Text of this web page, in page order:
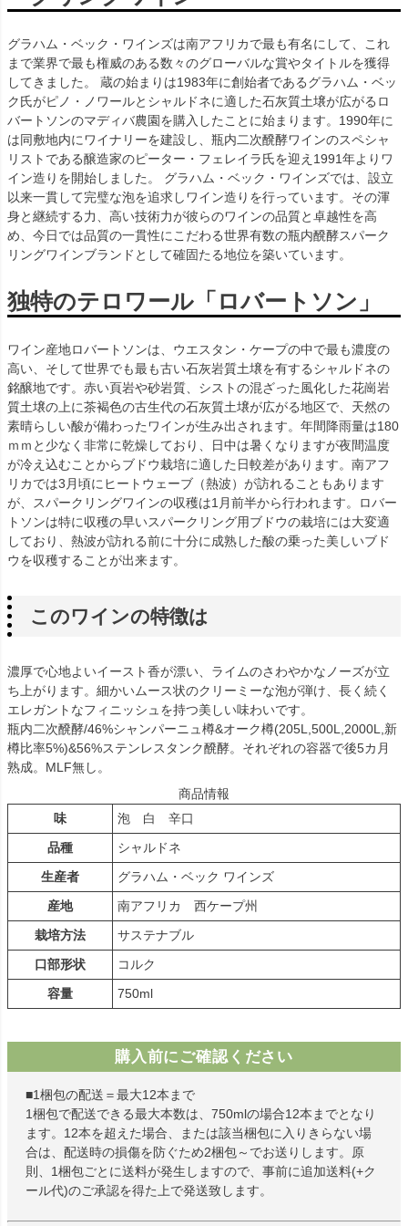
グラハム・ベック・ワインズは南アフリカで最も有名にして、これ
まで業界で最も権威のある数々のグローバルな賞やタイトルを獲得
してきました。 蔵の始まりは1983年に創始者であるグラハム・ベッ
ク氏がピノ・ノワールとシャルドネに適した石灰質土壌が広がるロ
バートソンのマディバ農園を購入したことに始まります。1990年に
は同敷地内にワイナリーを建設し、瓶内二次醗酵ワインのスペシャ
リストである醸造家のピーター・フェレイラ氏を迎え1991年よりワ
イン造りを開始しました。 グラハム・ベック・ワインズでは、設立
以来一貫して完璧な泡を追求しワイン造りを行っています。その渾
身と継続する力、高い技術力が彼らのワインの品質と卓越性を高
め、今日では品質の一貫性にこだわる世界有数の瓶内醗酵スパーク
リングワインブランドとして確固たる地位を築いています。
独特のテロワール「ロバートソン」
ワイン産地ロバートソンは、ウエスタン・ケープの中で最も濃度の
高い、そして世界でも最も古い石灰岩質土壌を有するシャルドネの
銘醸地です。赤い頁岩や砂岩質、シストの混ざった風化した花崗岩
質土壌の上に茶褐色の古生代の石灰質土壌が広がる地区で、天然の
素晴らしい酸が備わったワインが生み出されます。年間降雨量は180
ｍｍと少なく非常に乾燥しており、日中は暑くなりますが夜間温度
が冷え込むことからブドウ栽培に適した日較差があります。南アフ
リカでは3月頃にヒートウェーブ（熱波）が訪れることもあります
が、スパークリングワインの収穫は1月前半から行われます。ロバー
トソンは特に収穫の早いスパークリング用ブドウの栽培には大変適
しており、熱波が訪れる前に十分に成熟した酸の乗った美しいブド
ウを収穫することが出来ます。
このワインの特徴は
濃厚で心地よいイースト香が漂い、ライムのさわやかなノーズが立
ち上がります。細かいムース状のクリーミーな泡が弾け、長く続く
エレガントなフィニッシュを持つ美しい味わいです。
瓶内二次醗酵/46%シャンパーニュ樽&オーク樽(205L,500L,2000L,新
樽比率5%)&56%ステンレスタンク醗酵。それぞれの容器で後5カ月
熟成。MLF無し。
商品情報
味
泡 白 辛口
品種
シャルドネ
生産者
グラハム・ベック ワインズ
産地
南アフリカ 西ケープ州
栽培方法
サステナブル
口部形状
コルク
容量
750ml
購入前にご確認ください
■1梱包の配送＝最大12本まで
1梱包で配送できる最大本数は、750mlの場合12本までとなり
ます。12本を超えた場合、または該当梱包に入りきらない場
合は、配送時の損傷を防ぐため2梱包～でお送りします。原
則、1梱包ごとに送料が発生しますので、事前に追加送料(+ク
ール代)のご承認を得た上で発送致します。